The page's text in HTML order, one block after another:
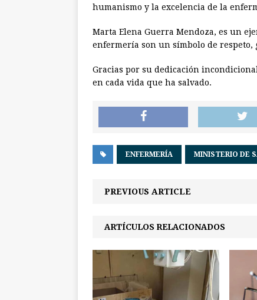
humanismo y la excelencia de la
Marta Elena Guerra Mendoza, es un
enfermería son un símbolo de
Gracias por su dedicación
en cada vida que ha salvado.
ENFERMERÍA MINISTERIO DE
PREVIOUS ARTICLE
ARTÍCULOS RELACIONADOS